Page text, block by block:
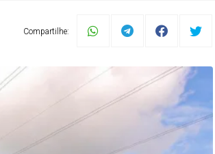
Compartilhe: